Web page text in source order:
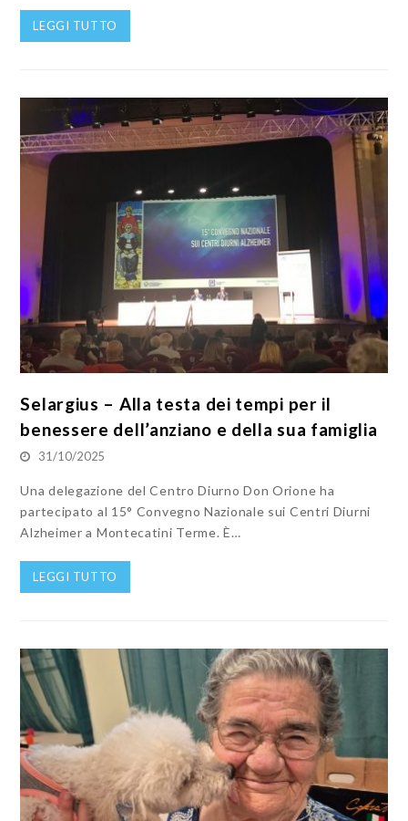
LEGGI TUTTO
Selargius – Alla testa dei tempi per il
benessere dell’anziano e della sua famiglia
31/10/2025
Una delegazione del Centro Diurno Don Orione ha
partecipato al 15° Convegno Nazionale sui Centri Diurni
Alzheimer a Montecatini Terme. È…
LEGGI TUTTO